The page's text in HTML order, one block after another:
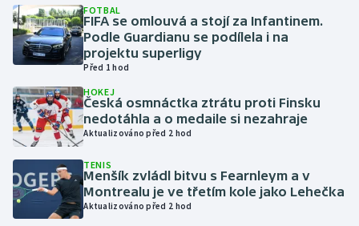
Gymnastika
Házená
Jezdectví
Judo
Krasobruslení
Lezení
FOTBAL
FIFA se omlouvá a stojí za Infantinem.
Podle Guardianu se podílela i na
projektu superligy
Před 1 hod
HOKEJ
Česká osmnáctka ztrátu proti Finsku
nedotáhla a o medaile si nezahraje
Aktualizováno před 2 hod
TENIS
Menšík zvládl bitvu s Fearnleym a v
Montrealu je ve třetím kole jako Lehečka
Aktualizováno před 2 hod